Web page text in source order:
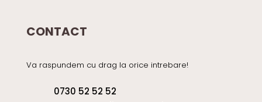
CONTACT
Va raspundem cu drag la orice intrebare!
0730 52 52 52